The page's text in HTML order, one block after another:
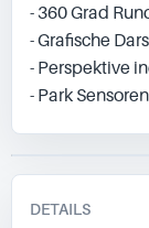
- 360 Grad
- Grafische
- Perspektive
- Park
DETAILS